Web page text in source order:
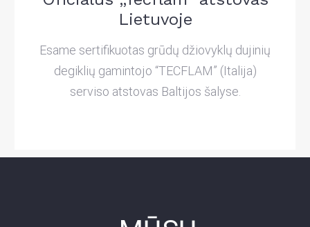
Lietuvoje
Esame sertifikuotas grūdų džiovyklų dujinių
degiklių gamintojo “TECFLAM” (Italija)
serviso atstovas Baltijos šalyse.